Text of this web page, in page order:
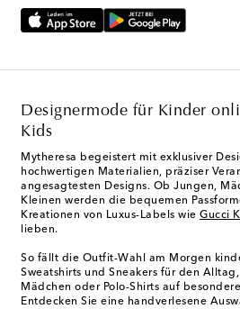
Designermode für Kinder
Kids
Mytheresa begeistert mit exklusiver
hochwertigen Materialien, präziser
angesagtesten Designs. Ob Jungen,
Kleinen werden die bequemen
Kreationen von Luxus-Labels wie Gucci
lieben.
So fällt die Outfit-Wahl am Morgen
Sweatshirts und Sneakers für den
Mädchen oder Polo-Shirts auf
Entdecken Sie eine handverlesene